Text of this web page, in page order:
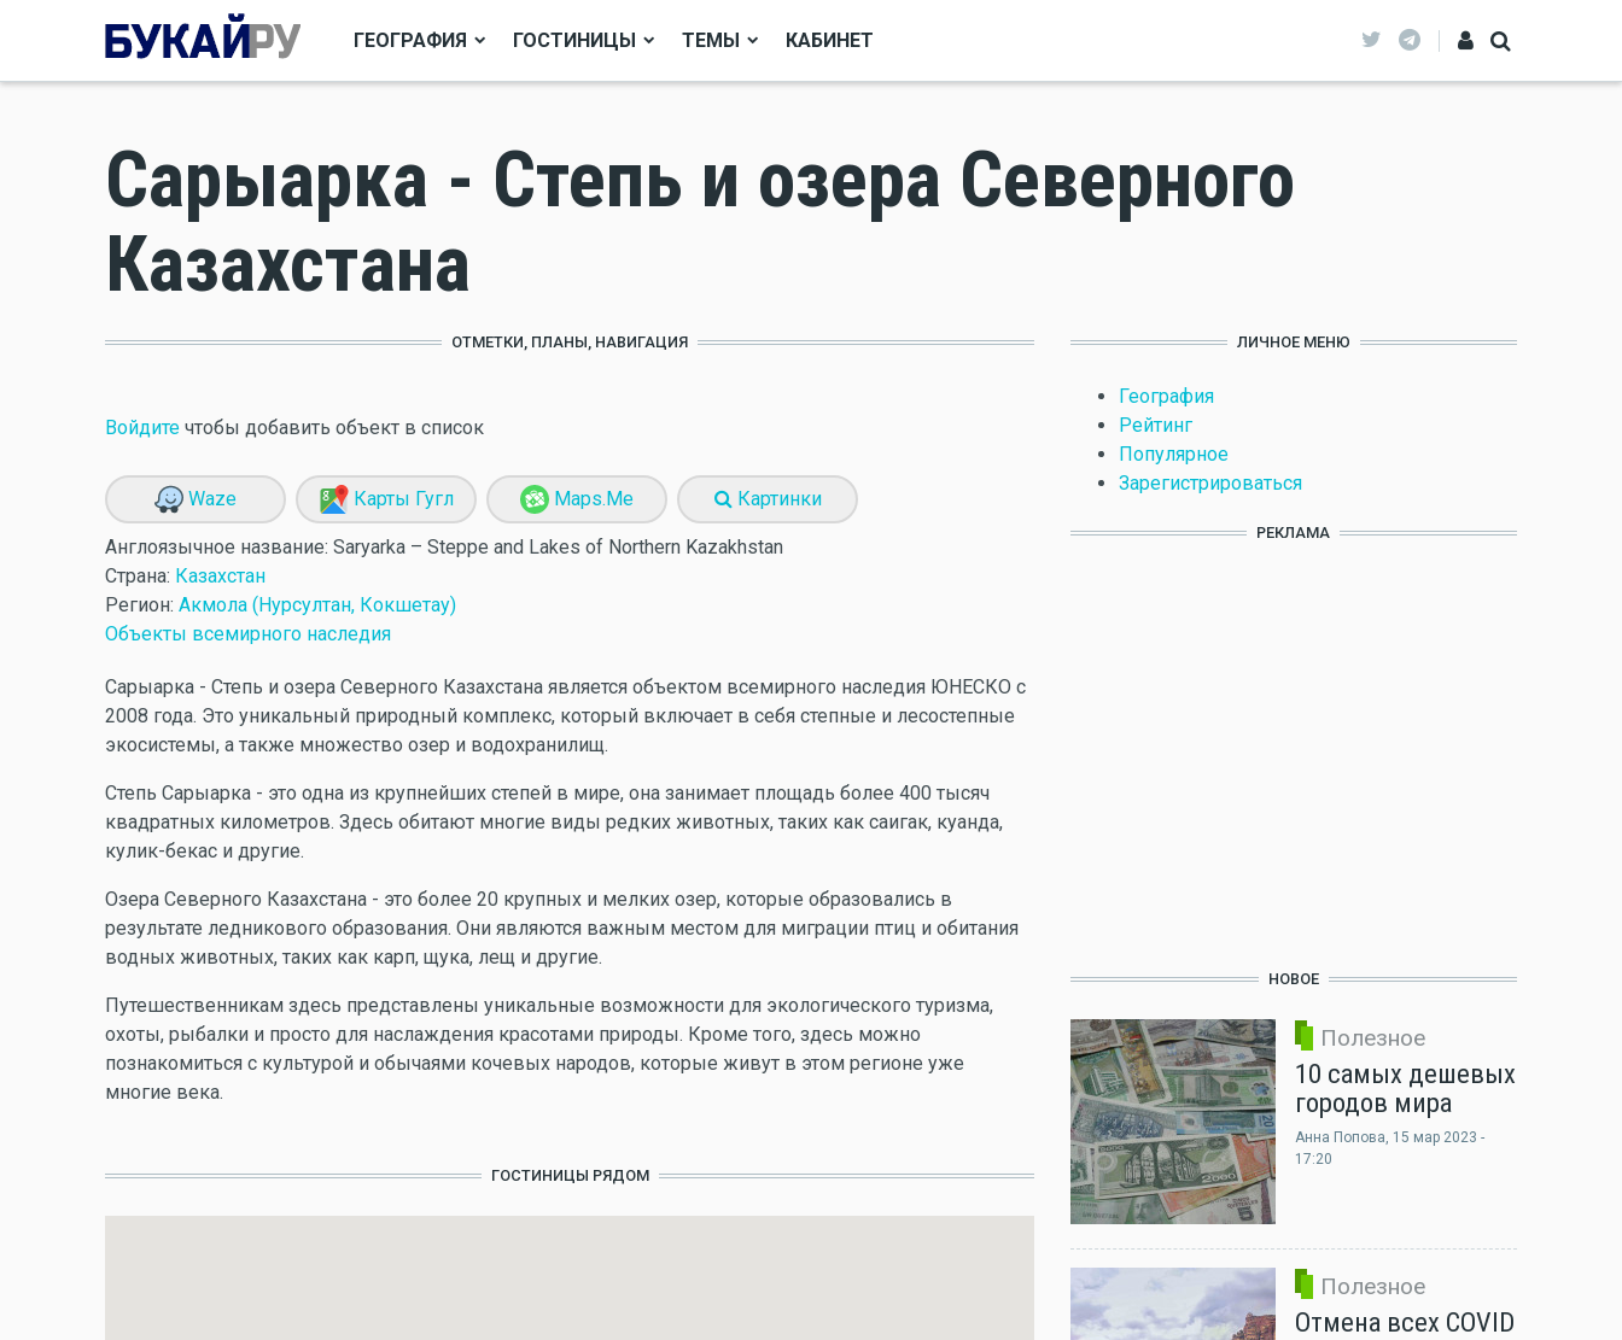
ГЕОГРАФИЯ ГОСТИНИЦЫ ТЕМЫ КАБИНЕТ
Сарыарка - Степь и озера Северного
Казахстана
ОТМЕТКИ, ПЛАНЫ, НАВИГАЦИЯ
Войдите чтобы добавить объект в список
Waze Карты Гугл Maps.Me Картинки
Англоязычное название: Saryarka – Steppe and Lakes of Northern Kazakhstan
Страна: Казахстан
Регион: Акмола (Нурсултан, Кокшетау)
Объекты всемирного наследия
Сарыарка - Степь и озера Северного Казахстана является объектом всемирного наследия ЮНЕСКО с
2008 года. Это уникальный природный комплекс, который включает в себя степные и лесостепные
экосистемы, а также множество озер и водохранилищ.
Степь Сарыарка - это одна из крупнейших степей в мире, она занимает площадь более 400 тысяч
квадратных километров. Здесь обитают многие виды редких животных, таких как саигак, куанда,
кулик-бекас и другие.
Озера Северного Казахстана - это более 20 крупных и мелких озер, которые образовались в
результате ледникового образования. Они являются важным местом для миграции птиц и обитания
водных животных, таких как карп, щука, лещ и другие.
Путешественникам здесь представлены уникальные возможности для экологического туризма,
охоты, рыбалки и просто для наслаждения красотами природы. Кроме того, здесь можно
познакомиться с культурой и обычаями кочевых народов, которые живут в этом регионе уже
многие века.
ГОСТИНИЦЫ РЯДОМ
ЛИЧНОЕ МЕНЮ
География
Рейтинг
Популярное
Зарегистрироваться
РЕКЛАМА
НОВОЕ
Полезное
10 самых дешевых
городов мира
Анна Попова, 15 мар 2023 -
17:20
Полезное
Отмена всех COVID